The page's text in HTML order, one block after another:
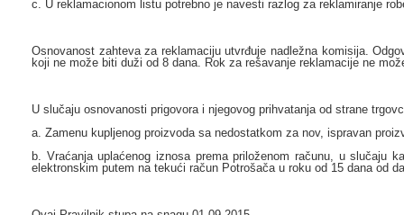
c. U reklamacionom listu potrebno je navesti razlog za reklamiranje
Osnovanost zahteva za reklamaciju utvrđuje nadležna komisija.
koji ne može biti duži od 8 dana. Rok za rešavanje reklamacije ne
U slučaju osnovanosti prigovora i njegovog prihvatanja od strane
a. Zamenu kupljenog proizvoda sa nedostatkom za nov, ispravan
b. Vraćanja uplaćenog iznosa prema priloženom računu, u slučaju
elektronskim putem na tekući račun Potrošača u roku od 15 dana od